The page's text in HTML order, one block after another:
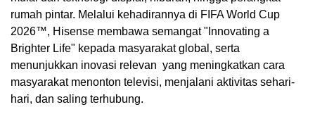
rumah pintar. Melalui kehadirannya di FIFA World Cup
2026™, Hisense membawa semangat "Innovating a
Brighter Life" kepada masyarakat global, serta
menunjukkan inovasi relevan yang meningkatkan cara
masyarakat menonton televisi, menjalani aktivitas sehari-
hari, dan saling terhubung.